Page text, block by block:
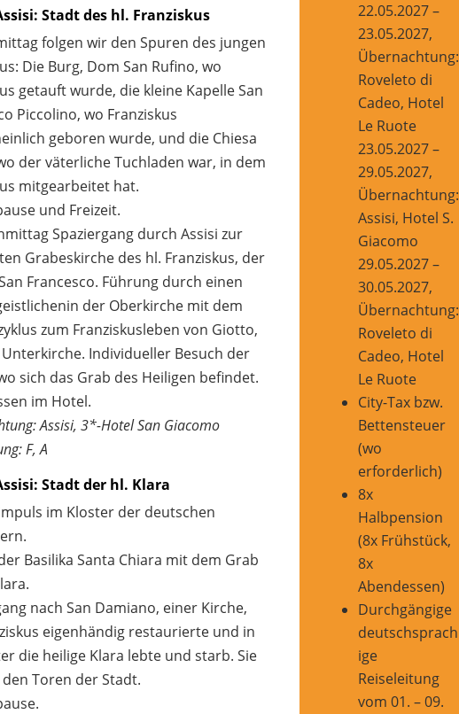
Stadt des hl. Franziskus
folgen wir den Spuren des jungen
Die Burg, Dom San Rufino, wo
getauft wurde, die kleine Kapelle San
Piccolino, wo Franziskus
geboren wurde, und die Chiesa
der väterliche Tuchladen war, in dem
mitgearbeitet hat.
und Freizeit.
Spaziergang durch Assisi zur
Grabeskirche des hl. Franziskus, der
Francesco. Führung durch einen
der Oberkirche mit dem
zum Franziskusleben von Giotto,
Individueller Besuch der
sich das Grab des Heiligen befindet.
im Hotel.
Assisi, 3*-Hotel San Giacomo
F, A
Stadt der hl. Klara
im Kloster der deutschen
Basilika Santa Chiara mit dem Grab
nach San Damiano, einer Kirche,
eigenhändig restaurierte und in
die heilige Klara lebte und starb. Sie
Toren der Stadt.
22.05.2027 –
23.05.2027,
Übernachtung:
Roveleto di
Cadeo, Hotel
Le Ruote
23.05.2027 –
29.05.2027,
Übernachtung:
Assisi, Hotel S.
Giacomo
29.05.2027 –
30.05.2027,
Übernachtung:
Roveleto di
Cadeo, Hotel
Le Ruote
City-Tax bzw.
Bettensteuer
(wo
erforderlich)
8x
Halbpension
(8x Frühstück,
8x
Abendessen)
Durchgängige
deutschsprach
ige
Reiseleitung
vom 01. – 09.